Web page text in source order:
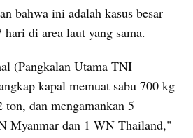
bahwa ini adalah kasus besar
di area laut yang sama.
(Pangkalan Utama TNI
kapal memuat sabu 700 kg
ton, dan mengamankan 5
Myanmar dan 1 WN Thailand,"